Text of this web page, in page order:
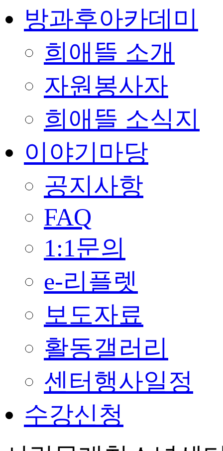
방과후아카데미
희애뜰 소개
자원봉사자
희애뜰 소식지
이야기마당
공지사항
FAQ
1:1문의
e-리플렛
보도자료
활동갤러리
센터행사일정
수강신청